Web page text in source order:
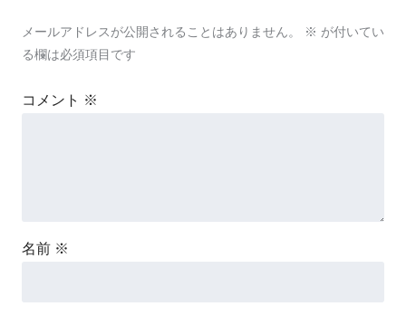
メールアドレスが公開されることはありません。 ※ が付いてい
る欄は必須項目です
コメント ※
名前 ※